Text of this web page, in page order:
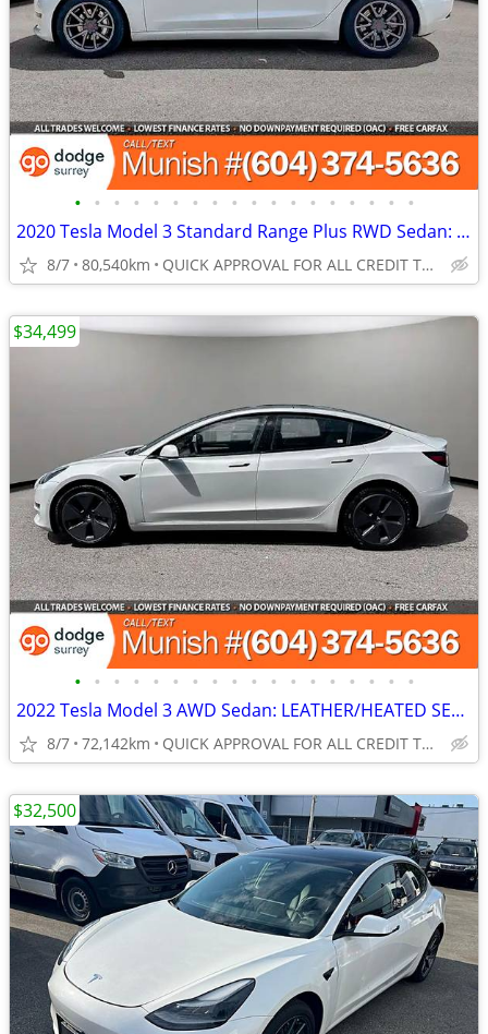
• • • • • • • • • • • • • • • • • •
2020 Tesla Model 3 Standard Range Plus RWD Sedan: CLEAN TITLE, LOCAL
8/7 80,540km QUICK APPROVAL FOR ALL CREDIT TYPES!
• • • • • • • • • • • • • • • • • •
2022 Tesla Model 3 AWD Sedan: LEATHER/HEATED SEATS, LOW KMS!
8/7 72,142km QUICK APPROVAL FOR ALL CREDIT TYPES!
$34,499
$32,500